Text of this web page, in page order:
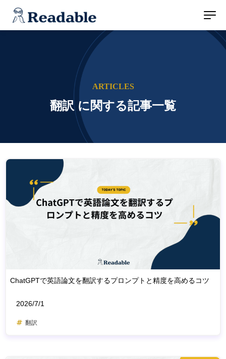
ARTICLES
翻訳 に関する記事一覧
ChatGPTで英語論文を翻訳するプロンプトと精度を高めるコツ
2026/7/1
翻訳